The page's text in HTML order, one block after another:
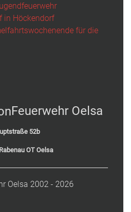
in Höckendorf
für die
Feuerwehr Oelsa
52b
OT Oelsa
Oelsa 2002 - 2026